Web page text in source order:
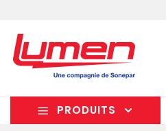
PRODUITS